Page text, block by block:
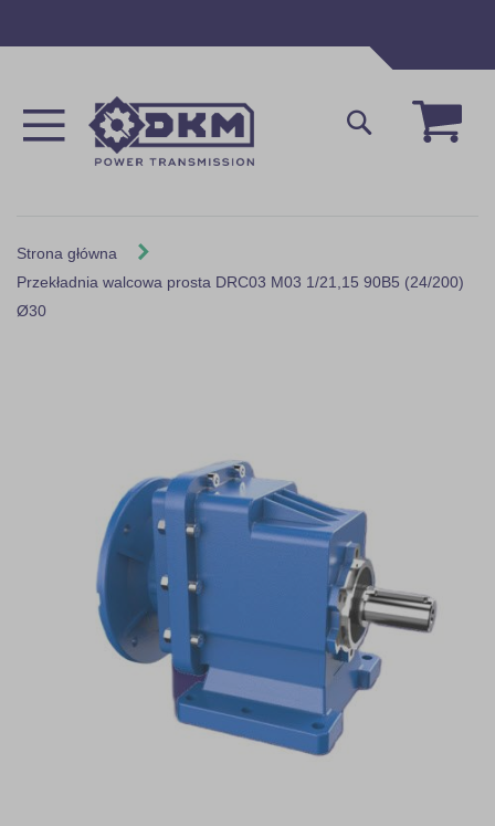
Mój
Szukaj
Strona główna
Przekładnia walcowa prosta DRC03 M03 1/21,15 90B5 (24/200)
Ø30